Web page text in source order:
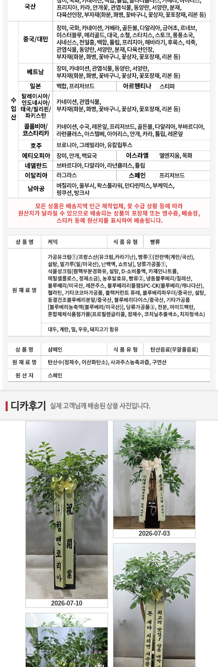
2026-07-10
2026-07-03